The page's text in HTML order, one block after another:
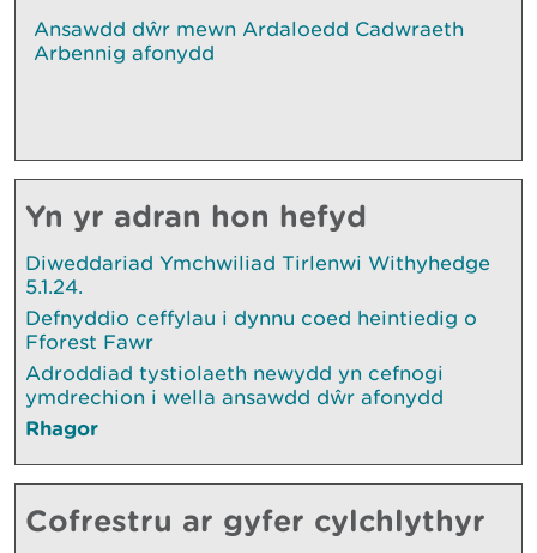
Ansawdd dŵr mewn Ardaloedd Cadwraeth
Arbennig afonydd
Yn yr adran hon hefyd
Diweddariad Ymchwiliad Tirlenwi Withyhedge
5.1.24.
Defnyddio ceffylau i dynnu coed heintiedig o
Fforest Fawr
Adroddiad tystiolaeth newydd yn cefnogi
ymdrechion i wella ansawdd dŵr afonydd
Rhagor
Cofrestru ar gyfer cylchlythyr